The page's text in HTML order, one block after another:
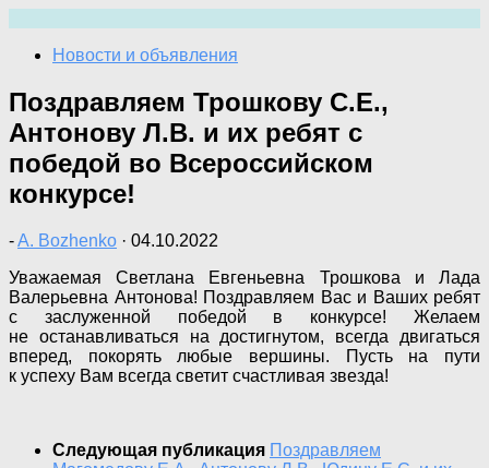
содержимому
Новости и объявления
Поздравляем Трошкову С.Е.,
Антонову Л.В. и их ребят с
победой во Всероссийском
конкурсе!
-A. Bozhenko · 04.10.2022
Уважаемая Светлана Евгеньевна Трошкова и Лада
Валерьевна Антонова! Поздравляем Вас и Ваших ребят
с заслуженной победой в конкурсе! Желаем
не останавливаться на достигнутом, всегда двигаться
вперед, покорять любые вершины. Пусть на пути
к успеху Вам всегда светит счастливая звезда!
Следующая публикация Поздравляем